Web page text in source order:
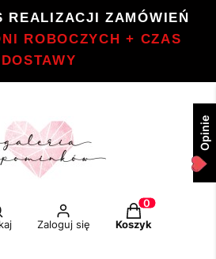
REALIZACJI ZAMÓWIEŃ
ROBOCZYCH + CZAS
DOSTAWY
wyszukiwarkę
Zaloguj się
Produkty w
Koszyk
Opinie